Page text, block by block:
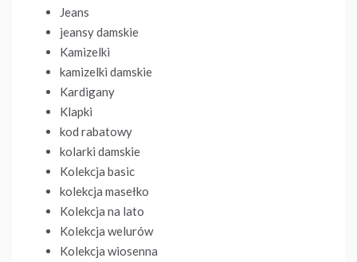
Jeans
jeansy damskie
Kamizelki
kamizelki damskie
Kardigany
Klapki
kod rabatowy
kolarki damskie
Kolekcja basic
kolekcja masełko
Kolekcja na lato
Kolekcja welurów
Kolekcja wiosenna